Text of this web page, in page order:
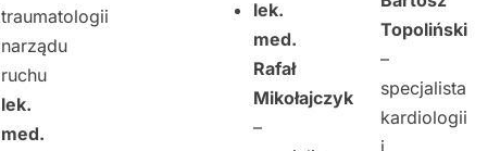
traumatologii
narządu
ruchu
lek.
med.
lek.
med.
Rafał
Mikołajczyk
–
Topoliński
–
specjalista
kardiologii
i